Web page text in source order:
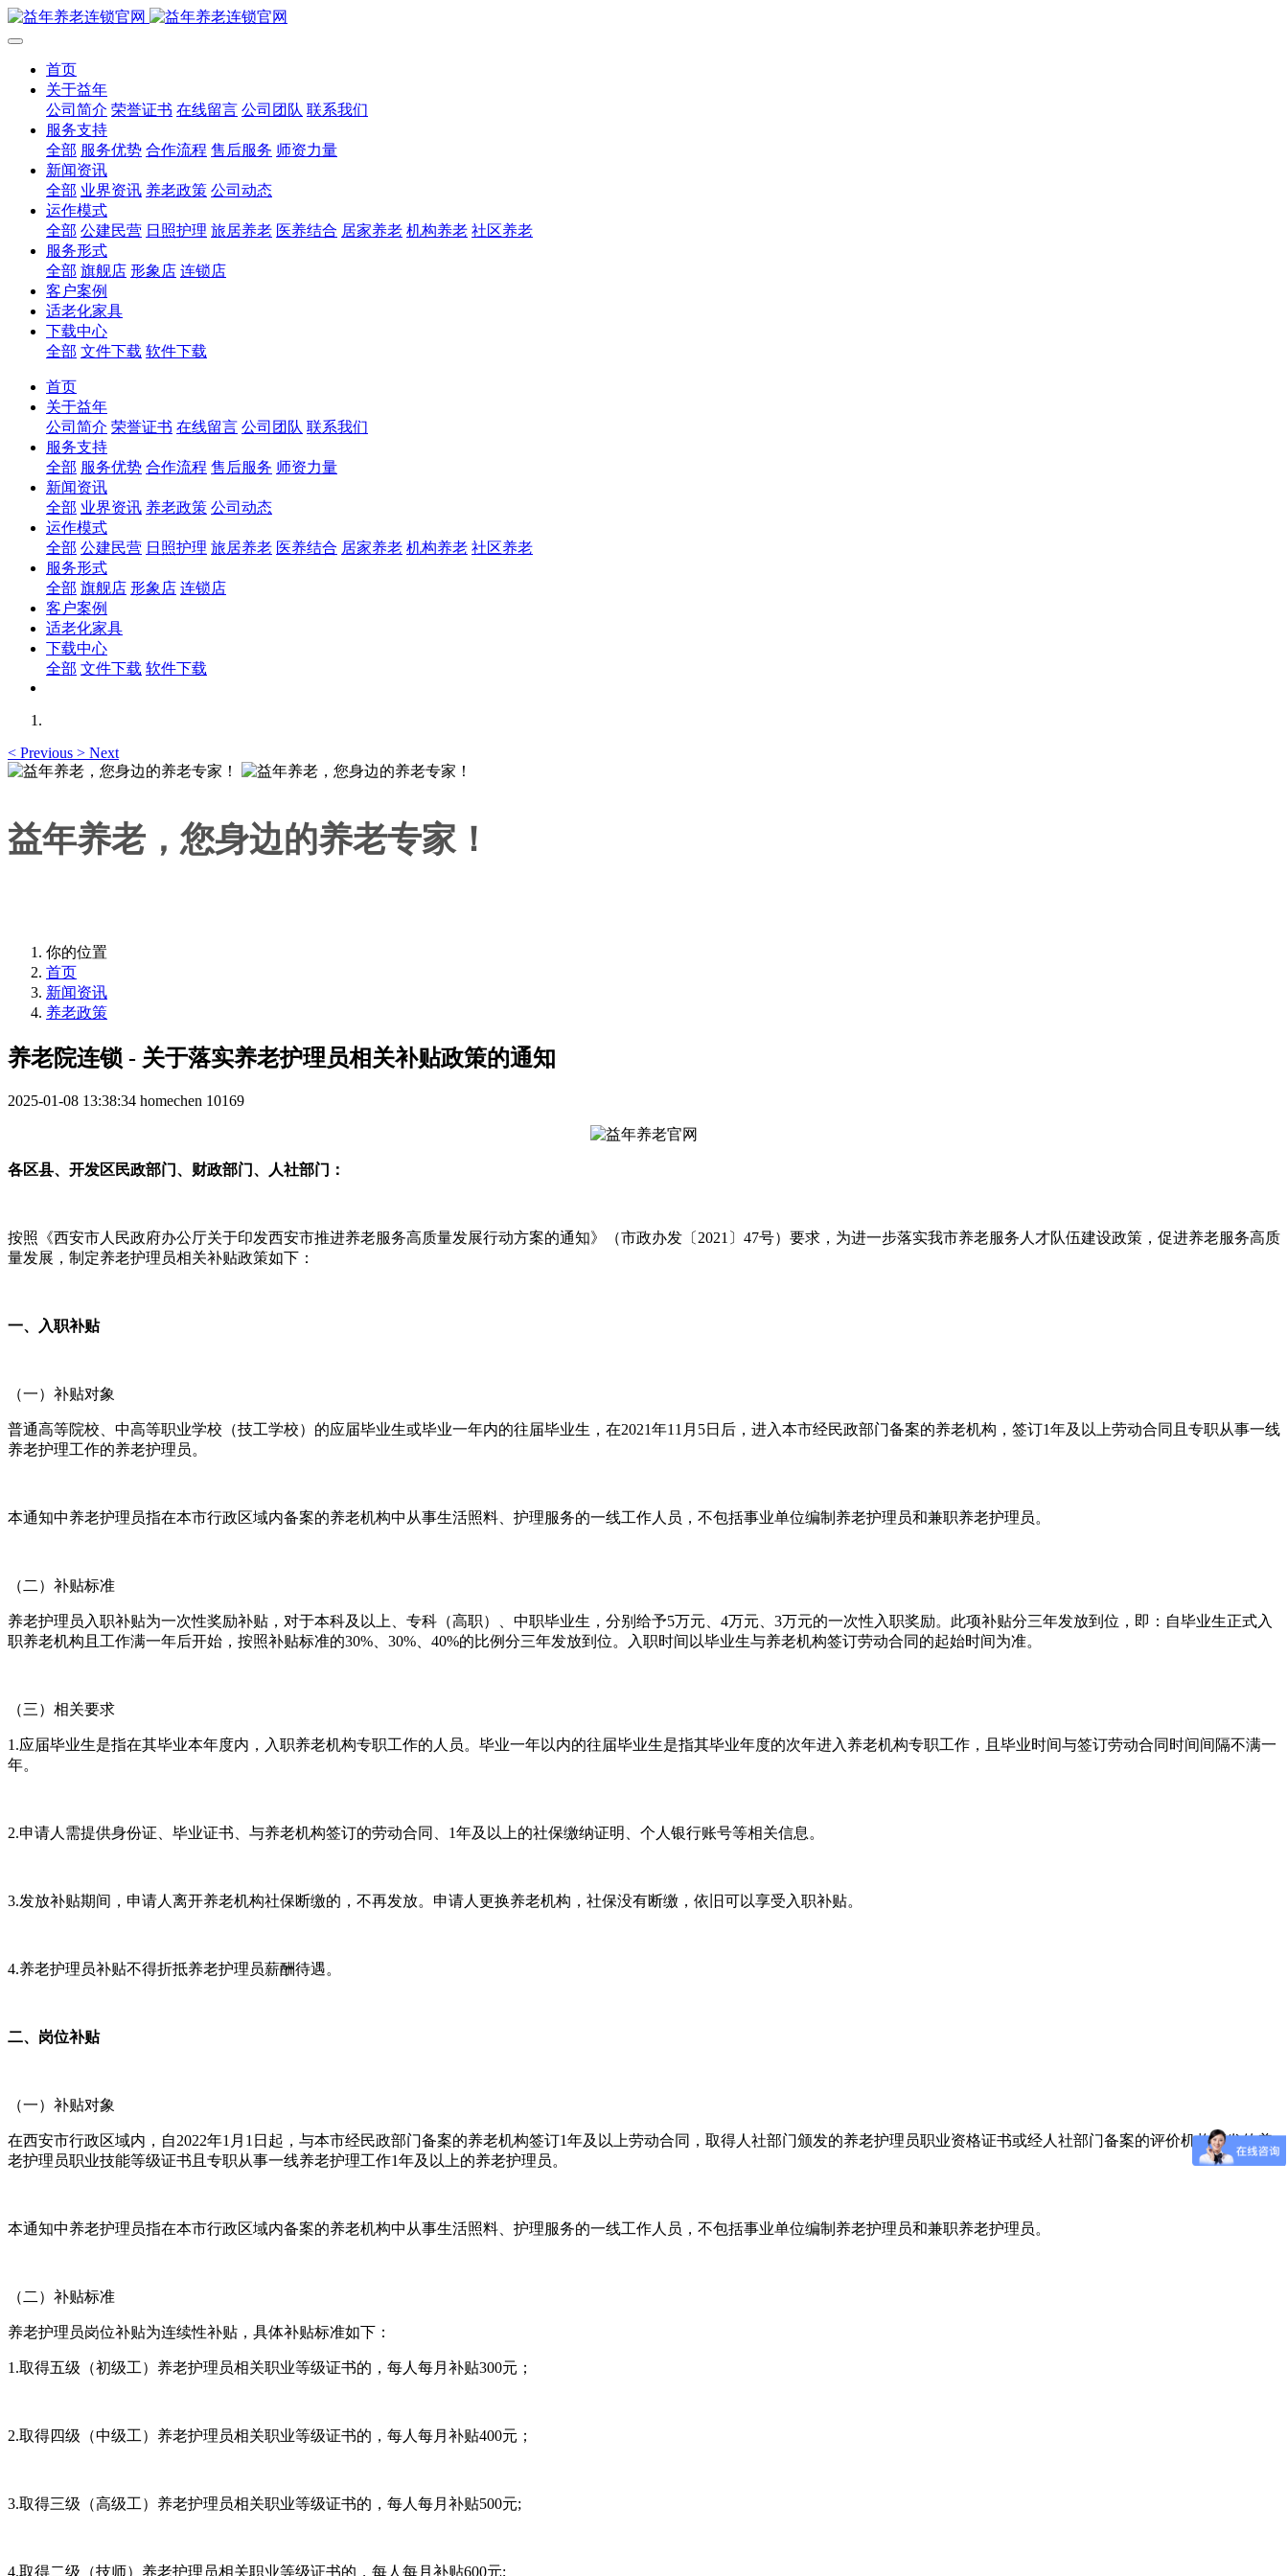
首页
关于益年
公司简介 荣誉证书 在线留言 公司团队 联系我们
服务支持
全部 服务优势 合作流程 售后服务 师资力量
新闻资讯
全部 业界资讯 养老政策 公司动态
运作模式
全部 公建民营 日照护理 旅居养老 医养结合 居家养老 机构养老 社区养老
服务形式
全部 旗舰店 形象店 连锁店
客户案例
适老化家具
下载中心
全部 文件下载 软件下载
首页
关于益年
公司简介 荣誉证书 在线留言 公司团队 联系我们
服务支持
全部 服务优势 合作流程 售后服务 师资力量
新闻资讯
全部 业界资讯 养老政策 公司动态
运作模式
全部 公建民营 日照护理 旅居养老 医养结合 居家养老 机构养老 社区养老
服务形式
全部 旗舰店 形象店 连锁店
客户案例
适老化家具
下载中心
全部 文件下载 软件下载
< Previous > Next
益年养老，您身边的养老专家！
你的位置
首页
新闻资讯
养老政策
养老院连锁 - 关于落实养老护理员相关补贴政策的通知
2025-01-08 13:38:34 homechen 10169
各区县、开发区民政部门、财政部门、人社部门：
按照《西安市人民政府办公厅关于印发西安市推进养老服务高质量发展行动方案的通知》（市政办发〔2021〕47号）要求，为进一步落实我市养老服务人才队伍建设政策，促进养老服务高质
量发展，制定养老护理员相关补贴政策如下：
一、入职补贴
（一）补贴对象
普通高等院校、中高等职业学校（技工学校）的应届毕业生或毕业一年内的往届毕业生，在2021年11月5日后，进入本市经民政部门备案的养老机构，签订1年及以上劳动合同且专职从事一线
养老护理工作的养老护理员。
本通知中养老护理员指在本市行政区域内备案的养老机构中从事生活照料、护理服务的一线工作人员，不包括事业单位编制养老护理员和兼职养老护理员。
（二）补贴标准
养老护理员入职补贴为一次性奖励补贴，对于本科及以上、专科（高职）、中职毕业生，分别给予5万元、4万元、3万元的一次性入职奖励。此项补贴分三年发放到位，即：自毕业生正式入
职养老机构且工作满一年后开始，按照补贴标准的30%、30%、40%的比例分三年发放到位。入职时间以毕业生与养老机构签订劳动合同的起始时间为准。
（三）相关要求
1.应届毕业生是指在其毕业本年度内，入职养老机构专职工作的人员。毕业一年以内的往届毕业生是指其毕业年度的次年进入养老机构专职工作，且毕业时间与签订劳动合同时间间隔不满一
年。
2.申请人需提供身份证、毕业证书、与养老机构签订的劳动合同、1年及以上的社保缴纳证明、个人银行账号等相关信息。
3.发放补贴期间，申请人离开养老机构社保断缴的，不再发放。申请人更换养老机构，社保没有断缴，依旧可以享受入职补贴。
4.养老护理员补贴不得折抵养老护理员薪酬待遇。
二、岗位补贴
（一）补贴对象
在西安市行政区域内，自2022年1月1日起，与本市经民政部门备案的养老机构签订1年及以上劳动合同，取得人社部门颁发的养老护理员职业资格证书或经人社部门备案的评价机构颁发的养
老护理员职业技能等级证书且专职从事一线养老护理工作1年及以上的养老护理员。
本通知中养老护理员指在本市行政区域内备案的养老机构中从事生活照料、护理服务的一线工作人员，不包括事业单位编制养老护理员和兼职养老护理员。
（二）补贴标准
养老护理员岗位补贴为连续性补贴，具体补贴标准如下：
1.取得五级（初级工）养老护理员相关职业等级证书的，每人每月补贴300元；
2.取得四级（中级工）养老护理员相关职业等级证书的，每人每月补贴400元；
3.取得三级（高级工）养老护理员相关职业等级证书的，每人每月补贴500元;
4.取得二级（技师）养老护理员相关职业等级证书的，每人每月补贴600元;